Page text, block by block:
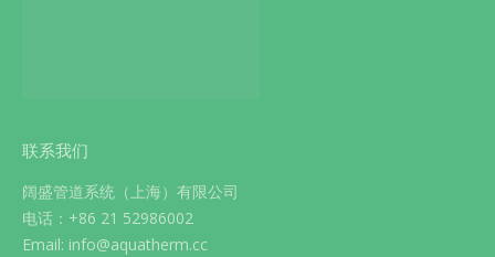
联系我们
阔盛管道系统（上海）有限公司
电话：+86 21 52986002
Email: info@aquatherm.cc